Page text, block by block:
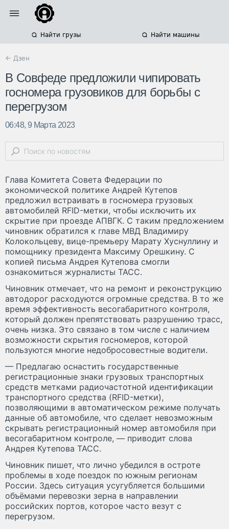
Найти грузы Найти машины
← Дзен
В Совфеде предложили чипировать
госномера грузовиков для борьбы с
перегрузом
06:48, 9 Марта 2023
Глава Комитета Совета Федерации по
экономической политике Андрей Кутепов
предложил встраивать в госномера грузовых
автомобилей RFID-метки, чтобы исключить их
скрытие при проезде АПВГК. С таким предложением
чиновник обратился к главе МВД Владимиру
Колокольцеву, вице-премьеру Марату Хуснуллину и
помощнику президента Максиму Орешкину. С
копией письма Андрея Кутепова смогли
ознакомиться журналисты ТАСС.
Чиновник отмечает, что на ремонт и реконструкцию
автодорог расходуются огромные средства. В то же
время эффективность весогабаритного контроля,
который должен препятствовать разрушению трасс,
очень низка. Это связано в том числе с наличием
возможности скрытия госномеров, которой
пользуются многие недобросовестные водители.
— Предлагаю оснастить государственные
регистрационные знаки грузовых транспортных
средств метками радиочастотной идентификации
транспортного средства (RFID-метки),
позволяющими в автоматическом режиме получать
данные об автомобиле, что сделает невозможным
скрывать регистрационный номер автомобиля при
весогабаритном контроле, — приводит слова
Андрея Кутепова ТАСС.
Чиновник пишет, что лично убедился в остроте
проблемы в ходе поездок по южным регионам
России. Здесь ситуация усугубляется большими
объёмами перевозки зерна в направлении
российских портов, которое часто везут с
перегрузом.